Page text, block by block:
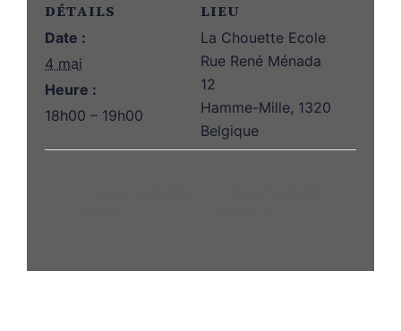
DÉTAILS
Date :
4 mai
Heure :
18h00 – 19h00
LIEU
La Chouette Ecole
Rue René Ménada
12
Hamme-Mille, 1320
Belgique